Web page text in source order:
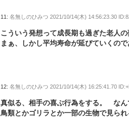
11:名無しのひみつ 2021/10/14(木) 14:56:23.30
こういう発想って成長期も過ぎた老人
まぁ、しかし平均寿命が延びていくの
12:名無しのひみつ 2021/10/14(木) 16:25:41.70
真似る、相手の喜ぶ行為をする。 なん
鳥類とかゴリラとか一部の生物で見ら